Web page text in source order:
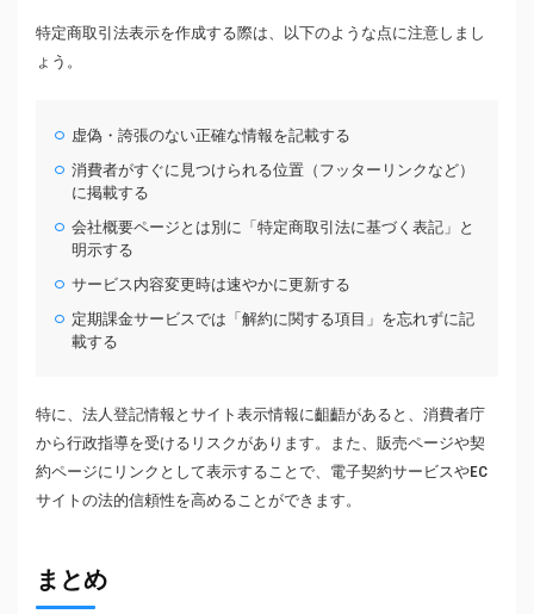
特定商取引法表示を作成する際は、以下のような点に注意しまし
ょう。
虚偽・誇張のない正確な情報を記載する
消費者がすぐに見つけられる位置（フッターリンクなど）
に掲載する
会社概要ページとは別に「特定商取引法に基づく表記」と
明示する
サービス内容変更時は速やかに更新する
定期課金サービスでは「解約に関する項目」を忘れずに記
載する
特に、法人登記情報とサイト表示情報に齟齬があると、消費者庁
から行政指導を受けるリスクがあります。また、販売ページや契
約ページにリンクとして表示することで、電子契約サービスやEC
サイトの法的信頼性を高めることができます。
まとめ